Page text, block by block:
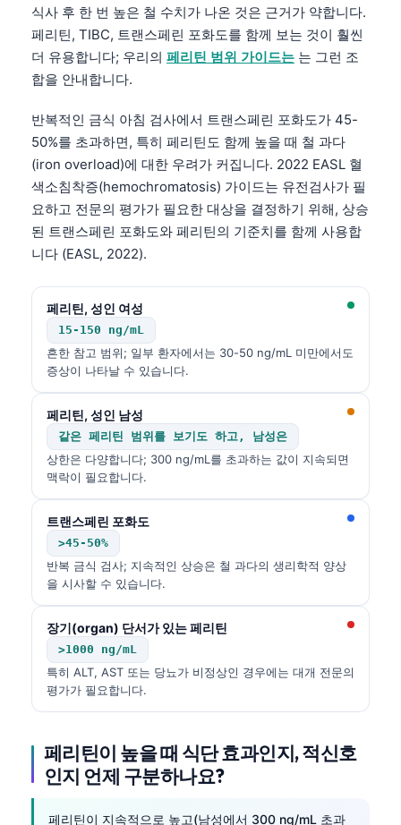
식사 후 한 번 높은 철 수치가 나온 것은 근거가 약합니다.
페리틴, TIBC, 트랜스페린 포화도를 함께 보는 것이 훨씬
더 유용합니다; 우리의 페리틴 범위 가이드는 는 그런 조
합을 안내합니다.
반복적인 금식 아침 검사에서 트랜스페린 포화도가 45-
50%를 초과하면, 특히 페리틴도 함께 높을 때 철 과다
(iron overload)에 대한 우려가 커집니다. 2022 EASL 혈
색소침착증(hemochromatosis) 가이드는 유전검사가 필
요하고 전문의 평가가 필요한 대상을 결정하기 위해, 상승
된 트랜스페린 포화도와 페리틴의 기준치를 함께 사용합
니다 (EASL, 2022).
페리틴, 성인 여성
15-150 ng/mL
흔한 참고 범위; 일부 환자에서는 30-50 ng/mL 미만에서도
증상이 나타날 수 있습니다.
페리틴, 성인 남성
같은 페리틴 범위를 보기도 하고, 남성은
상한은 다양합니다; 300 ng/mL를 초과하는 값이 지속되면
맥락이 필요합니다.
트랜스페린 포화도
>45-50%
반복 금식 검사; 지속적인 상승은 철 과다의 생리학적 양상
을 시사할 수 있습니다.
장기(organ) 단서가 있는 페리틴
>1000 ng/mL
특히 ALT, AST 또는 당뇨가 비정상인 경우에는 대개 전문의
평가가 필요합니다.
페리틴이 높을 때 식단 효과인지, 적신호
인지 언제 구분하나요?
페리틴이 지속적으로 높고(남성에서 300 ng/mL 초과
Frysk
Ślōnskŏ gŏdka
Norsk bokmål